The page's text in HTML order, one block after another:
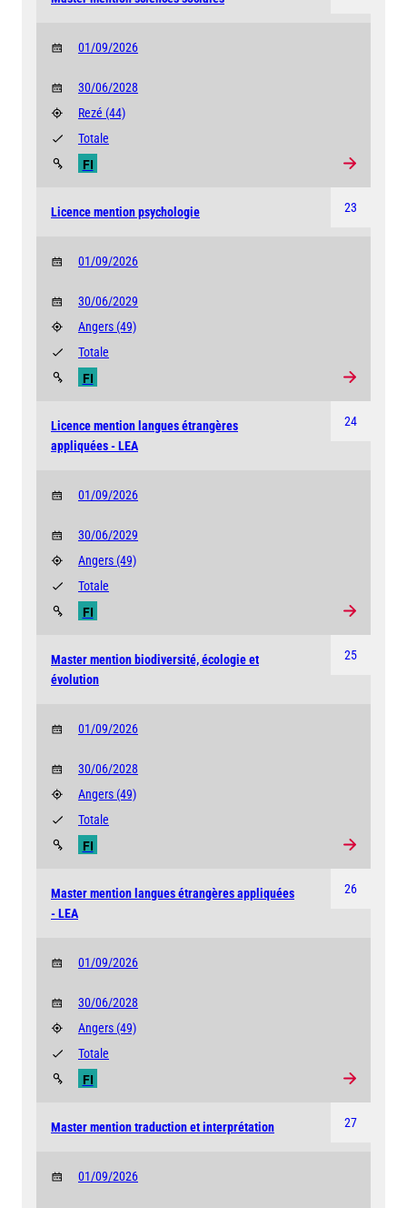
01/09/2026
30/06/2028
Rezé (44)
FI
Totale
23
Licence mention psychologie
01/09/2026
30/06/2029
Angers (49)
FI
Totale
24
Licence mention langues étrangères
appliquées - LEA
01/09/2026
30/06/2029
Angers (49)
FI
Totale
25
Master mention biodiversité, écologie et
évolution
01/09/2026
30/06/2028
Angers (49)
FI
Totale
26
Master mention langues étrangères appliquées
- LEA
01/09/2026
30/06/2028
Angers (49)
FI
Totale
27
Master mention traduction et interprétation
01/09/2026